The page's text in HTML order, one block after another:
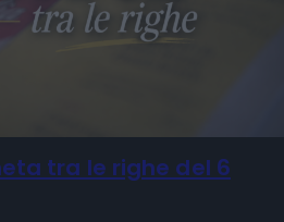
tra le righe del 6